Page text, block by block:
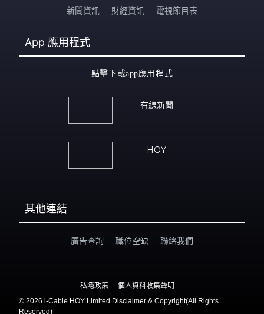
新聞資訊 財經資訊 電視節目表
App 應用程式
點擊下載app應用程式
有線新聞
HOY
其他連結
廣告查詢 職位空缺 聯絡我們
私隱政策
個人資料收集聲明
© 2026 i-Cable HOY Limited Disclaimer & Copyright(All Rights
Reserved)